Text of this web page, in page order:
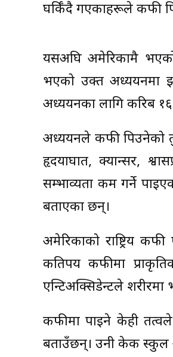
घर्किँदै गएकाहरूले कफी
यसअघि अमेरिकामै भएको
भएको उक्त अध्ययनमा
अध्ययनका लागि करिब १६
अध्ययनले कफी पिउनेको
हृदयाघात, क्यान्सर,
सम्भाव्यता कम गर्ने
बताएका छन्।
अमेरिकाको राष्ट्रिय
कतिपय कफीमा
एन्टिअक्सिडेन्टले शरीरमा
कफीमा पाइने केही तत्वले
बताउँछन्। उनी केक स्कुल